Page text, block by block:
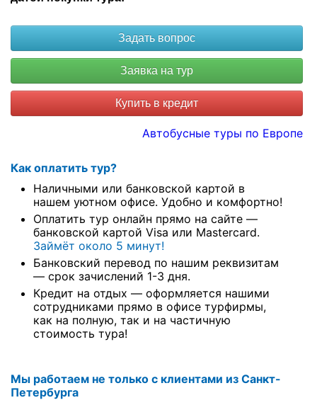
Купить в кредит
Автобусные туры по Европе
Как оплатить тур?
Наличными или банковской картой в
нашем уютном офисе. Удобно и комфортно!
Оплатить тур онлайн прямо на сайте —
банковской картой Visa или Mastercard.
Займёт около 5 минут!
Банковский перевод по нашим реквизитам
— срок зачислений 1-3 дня.
Кредит на отдых — оформляется нашими
сотрудниками прямо в офисе турфирмы,
как на полную, так и на частичную
стоимость тура!
Мы работаем не только с клиентами из Санкт-
Петербурга